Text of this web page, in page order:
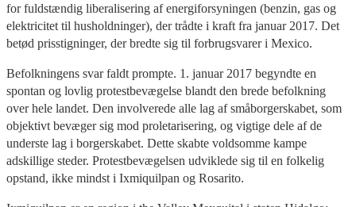
for fuldstændig liberalisering af energiforsyningen (benzin, gas og
elektricitet til husholdninger), der trådte i kraft fra januar 2017. Det
betød prisstigninger, der bredte sig til forbrugsvarer i Mexico.
Befolkningens svar faldt prompte. 1. januar 2017 begyndte en
spontan og lovlig protestbevægelse blandt den brede befolkning
over hele landet. Den involverede alle lag af småborgerskabet, som
objektivt bevæger sig mod proletarisering, og vigtige dele af de
underste lag i borgerskabet. Dette skabte voldsomme kampe
adskillige steder. Protestbevægelsen udviklede sig til en folkelig
opstand, ikke mindst i Ixmiquilpan og Rosarito.